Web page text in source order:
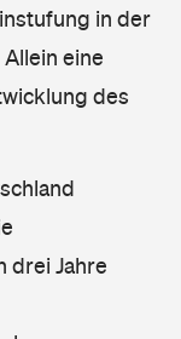
in der
eine
des
drei Jahre